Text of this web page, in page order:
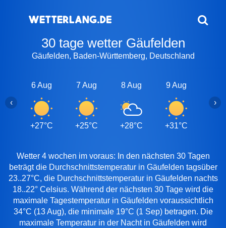
30 tage wetter Gäufelden
Gäufelden, Baden-Württemberg, Deutschland
6 Aug
+27°C
7 Aug
+25°C
8 Aug
+28°C
9 Aug
+31°C
‹ ›
Wetter 4 wochen im voraus: In den nächsten 30 Tagen
beträgt die Durchschnittstemperatur in Gäufelden tagsüber
23..27°C, die Durchschnittstemperatur in Gäufelden nachts
18..22° Celsius. Während der nächsten 30 Tage wird die
maximale Tagestemperatur in Gäufelden voraussichtlich
34°C (13 Aug), die minimale 19°C (1 Sep) betragen. Die
maximale Temperatur in der Nacht in Gäufelden wird